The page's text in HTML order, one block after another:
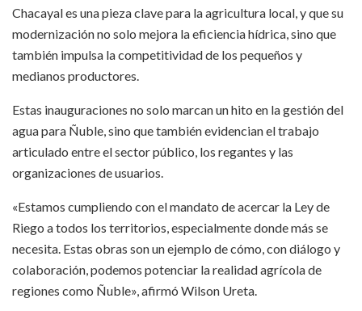
Chacayal es una pieza clave para la agricultura local, y que su
modernización no solo mejora la eficiencia hídrica, sino que
también impulsa la competitividad de los pequeños y
medianos productores.
Estas inauguraciones no solo marcan un hito en la gestión del
agua para Ñuble, sino que también evidencian el trabajo
articulado entre el sector público, los regantes y las
organizaciones de usuarios.
«Estamos cumpliendo con el mandato de acercar la Ley de
Riego a todos los territorios, especialmente donde más se
necesita. Estas obras son un ejemplo de cómo, con diálogo y
colaboración, podemos potenciar la realidad agrícola de
regiones como Ñuble», afirmó Wilson Ureta.